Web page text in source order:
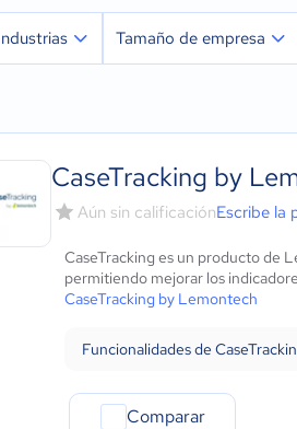
iOS Nativo
Android Nativo
Educación
Energía
Hotelería / Viajes
Seguros
Farmacéutica
Bienes raíces
Software / TI
Financiera
Tamaño de empresa
Mediana: 50 a 249
CaseTracking by
Aún sin calificaciónEscribe la
CaseTracking es un producto de
permitiendo mejorar los
CaseTracking by Lemontech
Funcionalidades de
Comparar